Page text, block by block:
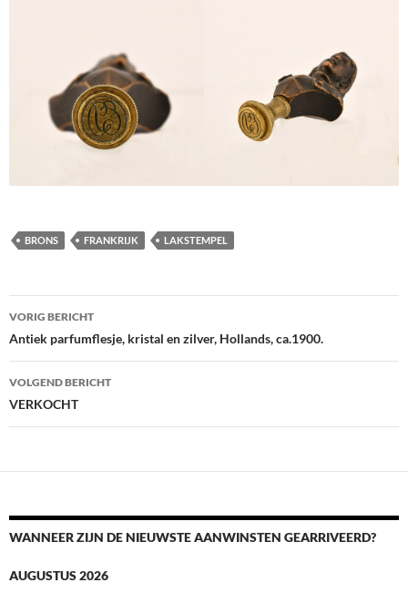
BRONS FRANKRIJK LAKSTEMPEL
Berichtnavigatie
VORIG BERICHT
Antiek parfumflesje, kristal en zilver, Hollands, ca.1900.
VOLGEND BERICHT
VERKOCHT
WANNEER ZIJN DE NIEUWSTE AANWINSTEN GEARRIVEERD?
AUGUSTUS 2026